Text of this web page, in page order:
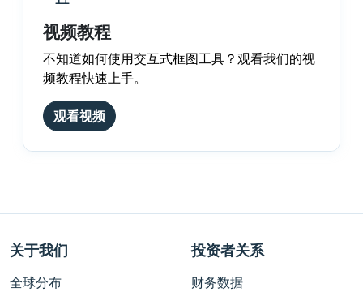
视频教程
不知道如何使用交互式框图工具？观看我们的视
频教程快速上手。
观看视频
关于我们
全球分布
投资者关系
财务数据